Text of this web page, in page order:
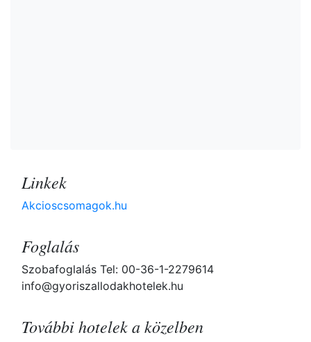
Linkek
Akcioscsomagok.hu
Foglalás
Szobafoglalás Tel: 00-36-1-2279614
info@gyoriszallodakhotelek.hu
További hotelek a közelben